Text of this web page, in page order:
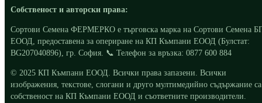
Собственост и авторски права:
Сортови Семена ФЕРМЕРКО е търговска марка на Сортови Семена
ЕООД, предоставена за опериране на КП Къмпани ЕООД (Булстат:
BG207040896), гр. София. 📞 Телефон за връзка: 0877 600 884
© 2025 КП Къмпани ЕООД. Всички права запазени. Всички
изображения, текстове, слогани и друго мултимедийно съдържание са
собственост на КП Къмпани ЕООД и съответните производители.